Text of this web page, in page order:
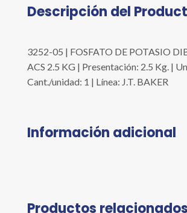
Descripción del
3252-05 | FOSFATO DE POTASIO
ACS 2.5 KG | Presentación: 2.5 Kg. |
Cant./unidad: 1 | Línea: J.T. BAKER
Información adicional
Productos relacionados